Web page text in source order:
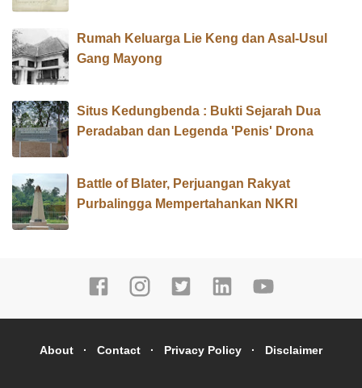
Rumah Keluarga Lie Keng dan Asal-Usul
Gang Mayong
Situs Kedungbenda : Bukti Sejarah Dua
Peradaban dan Legenda 'Penis' Drona
Battle of Blater, Perjuangan Rakyat
Purbalingga Mempertahankan NKRI
About Contact Privacy Policy Disclaimer